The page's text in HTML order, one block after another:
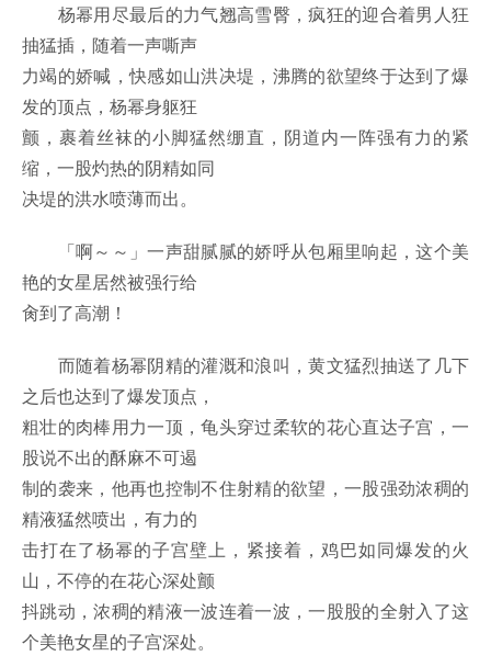
杨幂用尽最后的力气翘高雪臀，疯狂的迎合着男人狂
抽猛插，随着一声嘶声
力竭的娇喊，快感如山洪决堤，沸腾的欲望终于达到了爆
发的顶点，杨幂身躯狂
颤，裹着丝袜的小脚猛然绷直，阴道内一阵强有力的紧
缩，一股灼热的阴精如同
决堤的洪水喷薄而出。
「啊～～」一声甜腻腻的娇呼从包厢里响起，这个美
艳的女星居然被强行给
肏到了高潮！
而随着杨幂阴精的灌溉和浪叫，黄文猛烈抽送了几下
之后也达到了爆发顶点，
粗壮的肉棒用力一顶，龟头穿过柔软的花心直达子宫，一
股说不出的酥麻不可遏
制的袭来，他再也控制不住射精的欲望，一股强劲浓稠的
精液猛然喷出，有力的
击打在了杨幂的子宫壁上，紧接着，鸡巴如同爆发的火
山，不停的在花心深处颤
抖跳动，浓稠的精液一波连着一波，一股股的全射入了这
个美艳女星的子宫深处。